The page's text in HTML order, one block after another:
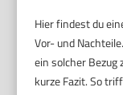
Hier findest du
Vor- und
ein solcher Bezug
kurze Fazit. So